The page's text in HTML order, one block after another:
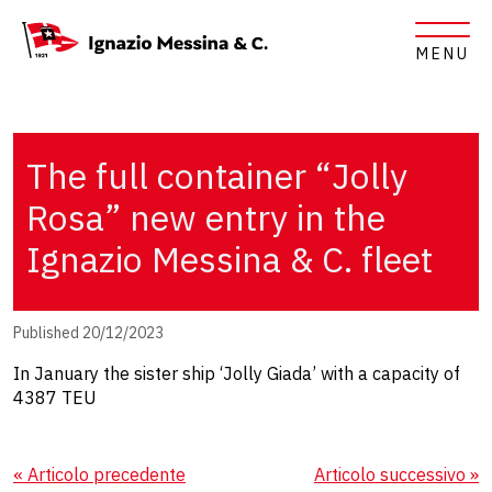
MENU
The full container “Jolly
Rosa” new entry in the
Ignazio Messina & C. fleet
Published 20/12/2023
In January the sister ship ‘Jolly Giada’ with a capacity of
4387 TEU
« Articolo precedente Articolo successivo »